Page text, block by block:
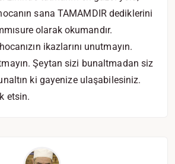
sana TAMAMDIR dediklerini
olarak okumandır.
ikazlarını unutmayın.
Şeytan sizi bunaltmadan siz
ki gayenize ulaşabilesiniz.
etsin.